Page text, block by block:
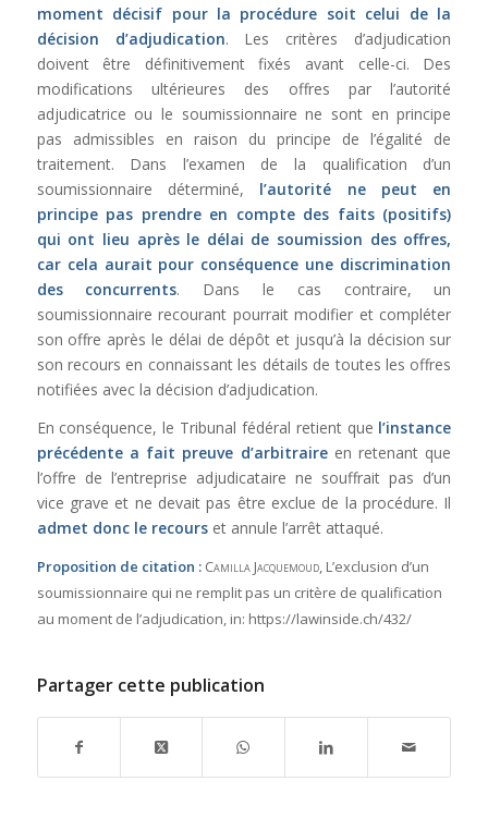
moment décisif pour la procédure soit celui de la
décision d’adjudication. Les critères d’adjudication
doivent être définitivement fixés avant celle-ci. Des
modifications ultérieures des offres par l’autorité
adjudicatrice ou le soumissionnaire ne sont en principe
pas admissibles en raison du principe de l’égalité de
traitement. Dans l’examen de la qualification d’un
soumissionnaire déterminé, l’autorité ne peut en
principe pas prendre en compte des faits (positifs)
qui ont lieu après le délai de soumission des offres,
car cela aurait pour conséquence une discrimination
des concurrents. Dans le cas contraire, un
soumissionnaire recourant pourrait modifier et compléter
son offre après le délai de dépôt et jusqu’à la décision sur
son recours en connaissant les détails de toutes les offres
notifiées avec la décision d’adjudication.
En conséquence, le Tribunal fédéral retient que l’instance
précédente a fait preuve d’arbitraireen retenant que
l’offre de l’entreprise adjudicataire ne souffrait pas d’un
vice grave et ne devait pas être exclue de la procédure. Il
admet donc le recourset annule l’arrêt attaqué.
Proposition de citation : Camilla Jacquemoud, L’exclusion d’un
soumissionnaire qui ne remplit pas un critère de qualification
au moment de l’adjudication, in: https://lawinside.ch/432/
Partager cette publication